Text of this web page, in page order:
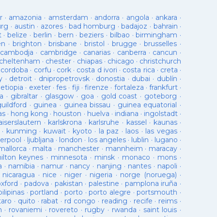
· amazonia · amsterdam · andorra · angola · ankara ·
· austin · azores· bad homburg ·badajoz · bahrain ·
·belize · berlin · bern ·beziers · bilbao ·birmingham ·
· brighton ·brisbane · bristol · brugge ·brusselles ·
cambodja · cambridge · canarias · canberra · cancun ·
cheltenham · chester · chiapas· chicago · christchurch
cordoba · corfu · cork · costa d ivori · costa rica · creta ·
· detroit· dnipropetrovsk· donostia · dubai · dublín ·
etiopia · exeter· fes · fiji · firenze · fortaleza · frankfurt ·
· gibraltar · glasgow· goa · gold coast · goteborg ·
· guinea · guinea bissau · guinea equatorial ·
· hong kong · houston · huelva · indiana · ingolstadt·
· karlskrona · karlsruhe · kassel · kaunas·
kunming · kuwait· kyoto · la paz · laos · las vegas·
· ljubljana · london · los angeles· lublin · lugano ·
· malta · manchester · mannheim · maracay ·
keynes · minnesota · minsk· monaco · mons ·
· namibia · namur · nancy · nanjing · nantes· napoli ·
nicaragua · nice · niger · nigeria · norge (noruega) ·
· padova · pakistan · palestine · pamplona iruña ·
·portland · porto ·porto alegre ·portsmouth ·
· quito · rabat · rd congo · reading · recife · reims ·
· rovaniemi · rovereto · rugby · rwanda · saint louis ·